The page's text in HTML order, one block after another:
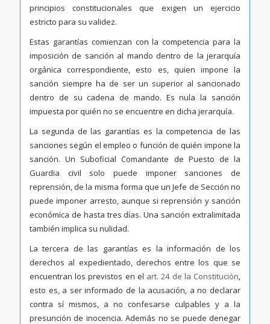
principios constitucionales que exigen un ejercicio
estricto para su validez.
Estas garantías comienzan con la competencia para la
imposición de sanción al mando dentro de la jerarquía
orgánica correspondiente, esto es, quien impone la
sanción siempre ha de ser un superior al sancionado
dentro de su cadena de mando. Es nula la sanción
impuesta por quién no se encuentre en dicha jerarquía.
La segunda de las garantías es la competencia de las
sanciones según el empleo o función de quién impone la
sanción. Un Suboficial Comandante de Puesto de la
Guardia civil solo puede imponer sanciones de
reprensión, de la misma forma que un Jefe de Sección no
puede imponer arresto, aunque si reprensión y sanción
económica de hasta tres días. Una sanción extralimitada
también implica su nulidad.
La tercera de las garantías es la información de los
derechos al expedientado, derechos entre los que se
encuentran los previstos en el art. 24 de la Constitución,
esto es, a ser informado de la acusación, a no declarar
contra sí mismos, a no confesarse culpables y a la
presunción de inocencia. Además no se puede denegar